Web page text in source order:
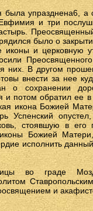
была упразднена6,
и три
было о
иконы и церковную
них. В другом
внести за нее
о сохранении
и потом обратил ее
икона Божией
стоявшую в его
Божией
исполнить
во граде
и